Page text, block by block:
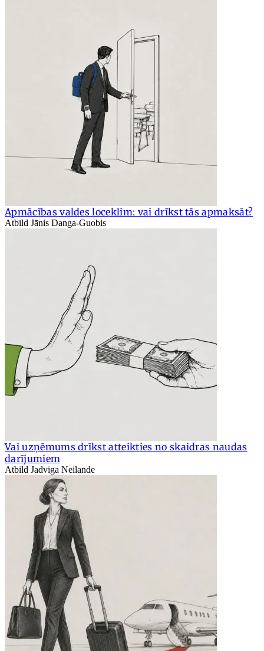
Apmācības valdes loceklim: vai drīkst tās apmaksāt?
Atbild Jānis Danga-Guobis
Vai uzņēmums drīkst atteikties no skaidras naudas
darījumiem
Atbild Jadviga Neilande